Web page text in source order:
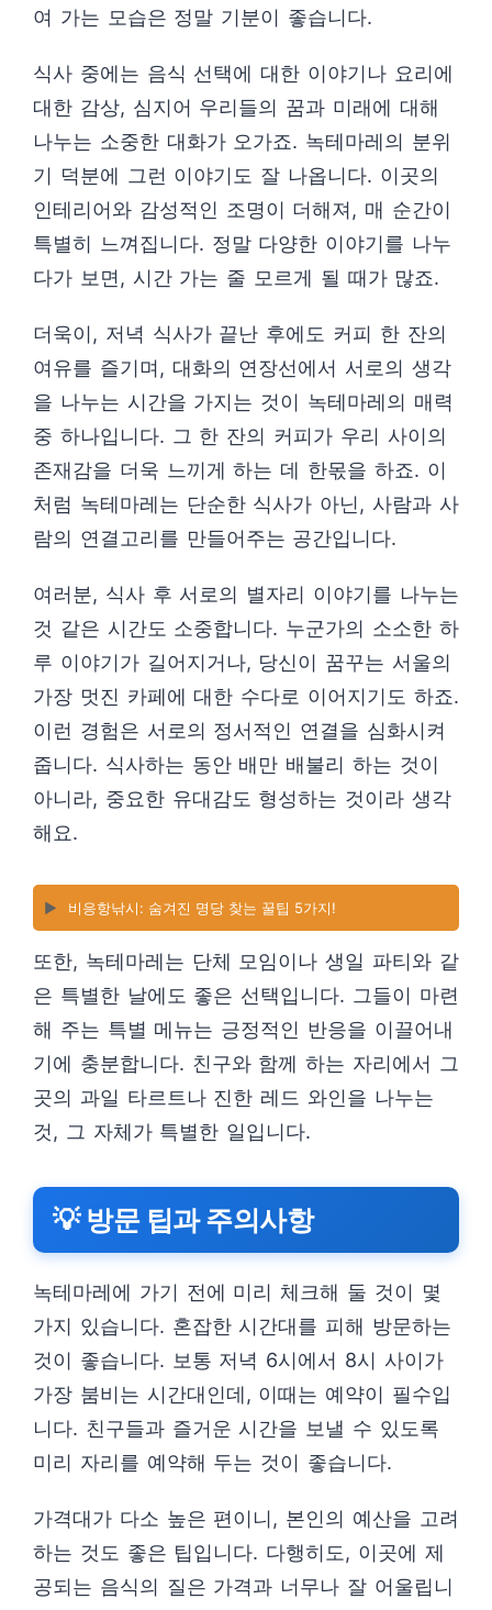
여 가는 모습은 정말 기분이 좋습니다.
식사 중에는 음식 선택에 대한 이야기나 요리에
대한 감상, 심지어 우리들의 꿈과 미래에 대해
나누는 소중한 대화가 오가죠. 녹테마레의 분위
기 덕분에 그런 이야기도 잘 나옵니다. 이곳의
인테리어와 감성적인 조명이 더해져, 매 순간이
특별히 느껴집니다. 정말 다양한 이야기를 나누
다가 보면, 시간 가는 줄 모르게 될 때가 많죠.
더욱이, 저녁 식사가 끝난 후에도 커피 한 잔의
여유를 즐기며, 대화의 연장선에서 서로의 생각
을 나누는 시간을 가지는 것이 녹테마레의 매력
중 하나입니다. 그 한 잔의 커피가 우리 사이의
존재감을 더욱 느끼게 하는 데 한몫을 하죠. 이
처럼 녹테마레는 단순한 식사가 아닌, 사람과 사
람의 연결고리를 만들어주는 공간입니다.
여러분, 식사 후 서로의 별자리 이야기를 나누는
것 같은 시간도 소중합니다. 누군가의 소소한 하
루 이야기가 길어지거나, 당신이 꿈꾸는 서울의
가장 멋진 카페에 대한 수다로 이어지기도 하죠.
이런 경험은 서로의 정서적인 연결을 심화시켜
줍니다. 식사하는 동안 배만 배불리 하는 것이
아니라, 중요한 유대감도 형성하는 것이라 생각
해요.
▶️ 비응항낚시: 숨겨진 명당 찾는 꿀팁 5가지!
또한, 녹테마레는 단체 모임이나 생일 파티와 같
은 특별한 날에도 좋은 선택입니다. 그들이 마련
해 주는 특별 메뉴는 긍정적인 반응을 이끌어내
기에 충분합니다. 친구와 함께 하는 자리에서 그
곳의 과일 타르트나 진한 레드 와인을 나누는
것, 그 자체가 특별한 일입니다.
💡 방문 팁과 주의사항
녹테마레에 가기 전에 미리 체크해 둘 것이 몇
가지 있습니다. 혼잡한 시간대를 피해 방문하는
것이 좋습니다. 보통 저녁 6시에서 8시 사이가
가장 붐비는 시간대인데, 이때는 예약이 필수입
니다. 친구들과 즐거운 시간을 보낼 수 있도록
미리 자리를 예약해 두는 것이 좋습니다.
가격대가 다소 높은 편이니, 본인의 예산을 고려
하는 것도 좋은 팁입니다. 다행히도, 이곳에 제
공되는 음식의 질은 가격과 너무나 잘 어울립니